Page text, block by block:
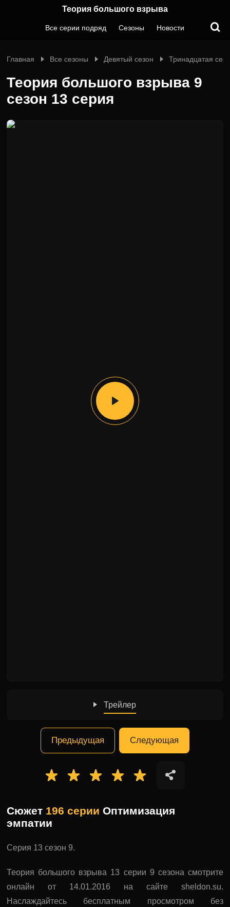
Теория большого взрыва
Все серии подряд Сезоны Новости
Главная Все сезоны Девятый сезон Тринадцатая
Теория большого взрыва 9
сезон 13 серия
Трейлер
Предыдущая Следующая
Сюжет 196 серии Оптимизация
эмпатии
Серия 13 сезон 9.
Теория большого взрыва 13 серии 9 сезона смотрите
онлайн от 14.01.2016 на сайте sheldon.su.
Наслаждайтесь бесплатным просмотром без